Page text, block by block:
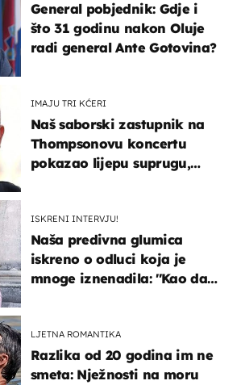
General pobjednik: Gdje i
što 31 godinu nakon Oluje
radi general Ante Gotovina?
IMAJU TRI KĆERI
Naš saborski zastupnik na
Thompsonovu koncertu
pokazao lijepu suprugu,
ISKRENI INTERVJU!
Naša predivna glumica
iskreno o odluci koja je
mnoge iznenadila: ''Kao da
LJETNA ROMANTIKA
Razlika od 20 godina im ne
smeta: Nježnosti na moru